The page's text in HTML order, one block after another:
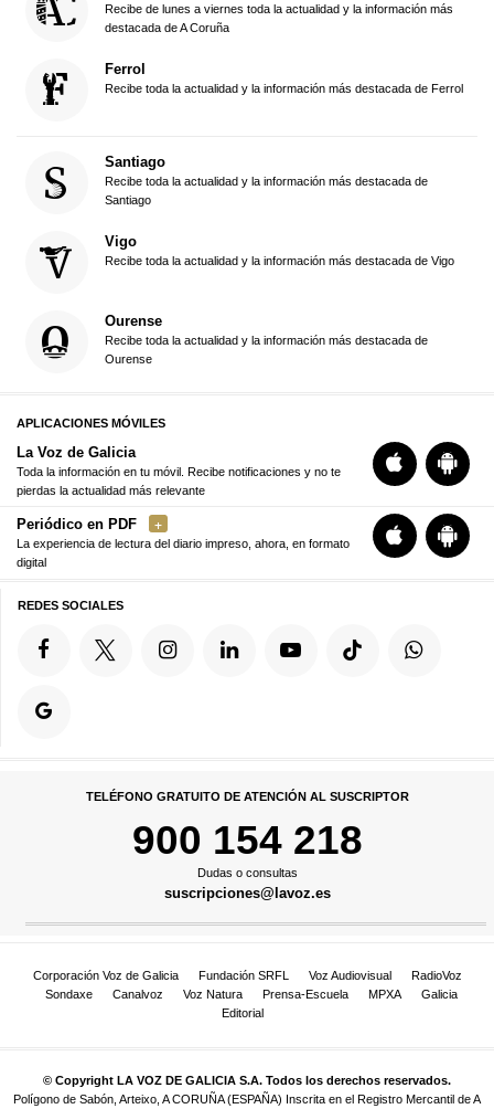
Recibe de lunes a viernes toda la actualidad y la información más
destacada de A Coruña
Ferrol
Recibe toda la actualidad y la información más destacada de Ferrol
Santiago
Recibe toda la actualidad y la información más destacada de
Santiago
Vigo
Recibe toda la actualidad y la información más destacada de Vigo
Ourense
Recibe toda la actualidad y la información más destacada de
Ourense
APLICACIONES MÓVILES
La Voz de Galicia
Toda la información en tu móvil. Recibe notificaciones y no te
pierdas la actualidad más relevante
Periódico en PDF
La experiencia de lectura del diario impreso, ahora, en formato
digital
REDES SOCIALES
TELÉFONO GRATUITO DE ATENCIÓN AL SUSCRIPTOR
900 154 218
Dudas o consultas
suscripciones@lavoz.es
Corporación Voz de Galicia Fundación SRFL Voz Audiovisual
RadioVoz
Sondaxe
Canalvoz Voz Natura Prensa-Escuela MPXA
Galicia
Editorial
© Copyright LA VOZ DE GALICIA S.A. Todos los derechos reservados.
Polígono de Sabón, Arteixo, A CORUÑA (ESPAÑA) Inscrita en el Registro Mercantil de A